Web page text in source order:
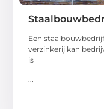
Een
verzinkerij kan
is
...